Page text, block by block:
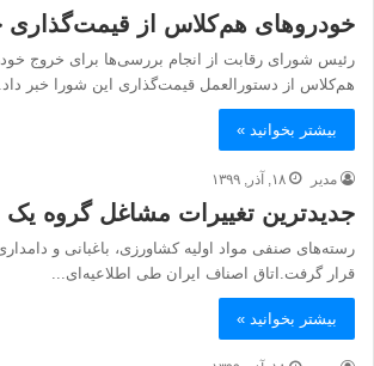
خودروهای هم‌کلاس از
رئیس شورای رقابت از انجام بررسی‌ها برای خروج
هم‌کلاس از دستورالعمل قیمت‌گذاری این شورا خبر
بیشتر بخوانید »
مدیر ۱۸, آذر, ۱۳۹۹
جدیدترین تغییرات مشاغل گروه یک
رسته‌های صنفی مواد اولیه کشاورزی، باغبانی و
قرار گرفت.اتاق اصناف ایران طی اطلاعیه‌ای...
بیشتر بخوانید »